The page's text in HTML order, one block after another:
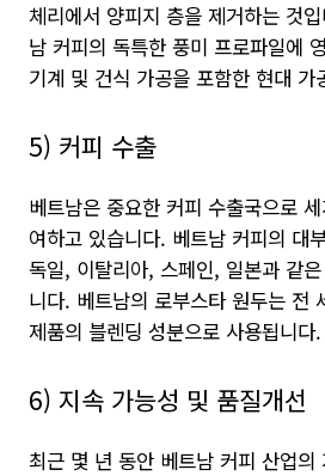
체리에서 양피지 층을 제거하는 것
남 커피의 독특한 풍미 프로파일에
기계 및 건식 가공을 포함한 현대 가
5) 커피 수출
베트남은 중요한 커피 수출국으로
여하고 있습니다. 베트남 커피의 대
독일, 이탈리아, 스페인, 일본과 같
니다. 베트남의 로부스타 원두는 전
제품의 블렌딩 성분으로 사용됩니다.
6) 지속 가능성 및 품질개선
최근 몇 년 동안 베트남 커피 산업의